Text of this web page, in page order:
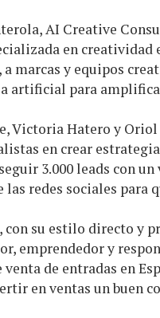
AI Creative
en
a marcas y equipos
artificial para
Victoria Hatero y
en crear
3.000 leads con
las redes sociales para
su estilo directo y
emprendedor y
de entradas en
en ventas un buen